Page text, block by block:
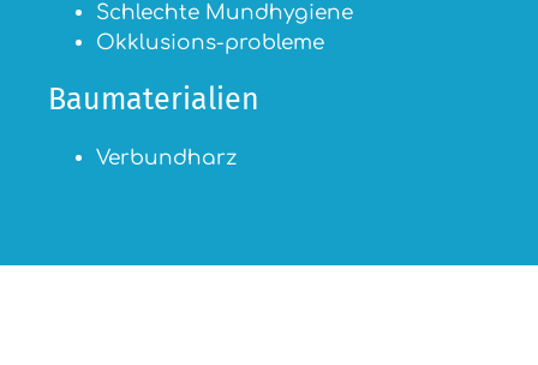
Schlechte Mundhygiene
Okklusions-probleme
Baumaterialien
Verbundharz